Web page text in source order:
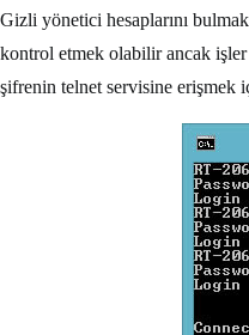
Gizli yönetici hesaplarını
kontrol etmek olabilir ancak işler
şifrenin telnet servisine erişmek